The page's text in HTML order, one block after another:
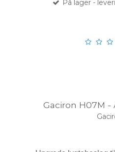
På lager -
Gaciron H07M -